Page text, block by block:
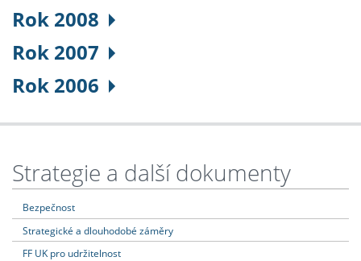
Rok 2008
Rok 2007
Rok 2006
Strategie a další dokumenty
Bezpečnost
Strategické a dlouhodobé záměry
FF UK pro udržitelnost